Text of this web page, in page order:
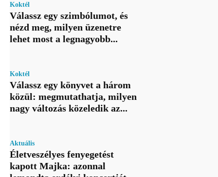
Koktél
Válassz egy szimbólumot, és
nézd meg, milyen üzenetre
lehet most a legnagyobb...
Koktél
Válassz egy könyvet a három
közül: megmutathatja, milyen
nagy változás közeledik az...
Aktuális
Életveszélyes fenyegetést
kapott Majka: azonnal